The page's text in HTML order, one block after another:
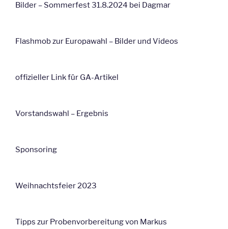
Bilder – Sommerfest 31.8.2024 bei Dagmar
Flashmob zur Europawahl – Bilder und Videos
offizieller Link für GA-Artikel
Vorstandswahl – Ergebnis
Sponsoring
Weihnachtsfeier 2023
Tipps zur Probenvorbereitung von Markus